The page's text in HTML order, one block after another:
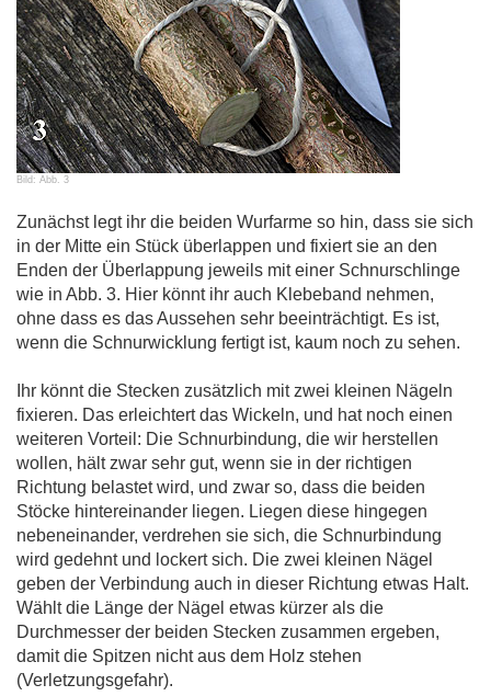
Bild: Abb. 3
Zunächst legt ihr die beiden Wurfarme so hin, dass sie sich
in der Mitte ein Stück überlappen und fixiert sie an den
Enden der Überlappung jeweils mit einer Schnurschlinge
wie in Abb. 3. Hier könnt ihr auch Klebeband nehmen,
ohne dass es das Aussehen sehr beeinträchtigt. Es ist,
wenn die Schnurwicklung fertigt ist, kaum noch zu sehen.
Ihr könnt die Stecken zusätzlich mit zwei kleinen Nägeln
fixieren. Das erleichtert das Wickeln, und hat noch einen
weiteren Vorteil: Die Schnurbindung, die wir herstellen
wollen, hält zwar sehr gut, wenn sie in der richtigen
Richtung belastet wird, und zwar so, dass die beiden
Stöcke hintereinander liegen. Liegen diese hingegen
nebeneinander, verdrehen sie sich, die Schnurbindung
wird gedehnt und lockert sich. Die zwei kleinen Nägel
geben der Verbindung auch in dieser Richtung etwas Halt.
Wählt die Länge der Nägel etwas kürzer als die
Durchmesser der beiden Stecken zusammen ergeben,
damit die Spitzen nicht aus dem Holz stehen
(Verletzungsgefahr).